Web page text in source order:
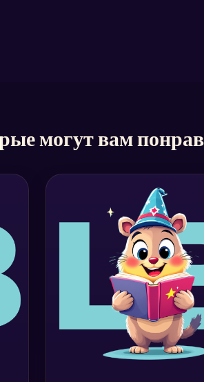
могут вам